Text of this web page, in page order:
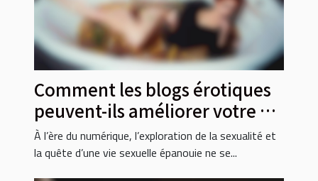
Comment les blogs érotiques
peuvent-ils améliorer votre vie
sexuelle ?
À l’ère du numérique, l’exploration de la sexualité et
la quête d’une vie sexuelle épanouie ne se...